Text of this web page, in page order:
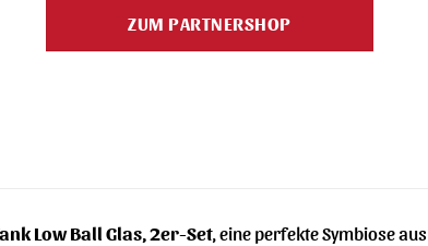
114,99 €113,00 €.
ZUM PARTNERSHOP
Low Ball Glas, 2er-Set, eine perfekte Symbiose